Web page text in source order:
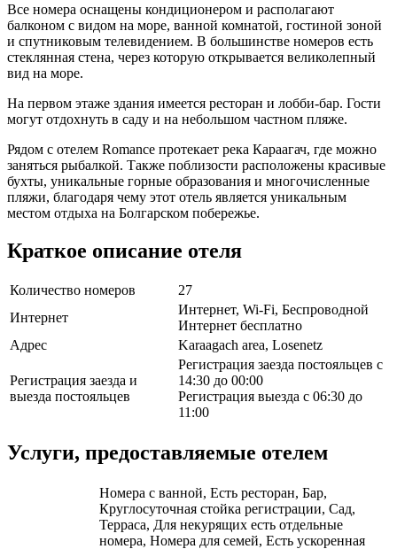
Все номера оснащены кондиционером и располагают
балконом с видом на море, ванной комнатой, гостиной зоной
и спутниковым телевидением. В большинстве номеров есть
стеклянная стена, через которую открывается великолепный
вид на море.
На первом этаже здания имеется ресторан и лобби-бар. Гости
могут отдохнуть в саду и на небольшом частном пляже.
Рядом с отелем Romance протекает река Караагач, где можно
заняться рыбалкой. Также поблизости расположены красивые
бухты, уникальные горные образования и многочисленные
пляжи, благодаря чему этот отель является уникальным
местом отдыха на Болгарском побережье.
Краткое описание отеля
Количество номеров
27
Интернет
Интернет, Wi-Fi, Беспроводной
Интернет бесплатно
Адрес
Karaagach area, Losenetz
Регистрация заезда и
выезда постояльцев
Регистрация заезда постояльцев с
14:30 до 00:00
Регистрация выезда с 06:30 до
11:00
Услуги, предоставляемые отелем
Номера с ванной, Есть ресторан, Бар,
Круглосуточная стойка регистрации, Сад,
Терраса, Для некурящих есть отдельные
номера, Номера для семей, Есть ускоренная